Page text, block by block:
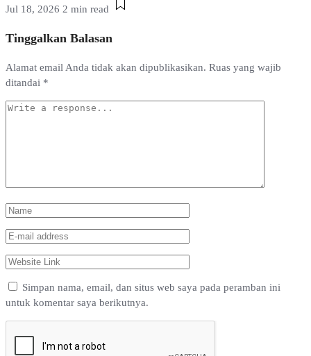
Jul 18, 2026 2 min read
Tinggalkan Balasan
Alamat email Anda tidak akan dipublikasikan. Ruas yang wajib
ditandai *
Simpan nama, email, dan situs web saya pada peramban ini
untuk komentar saya berikutnya.